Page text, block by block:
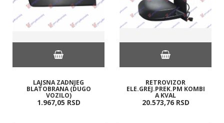
LAJSNA ZADNJEG
BLATOBRANA (DUGO
VOZILO)
1.967,05 RSD
RETROVIZOR
ELE.GREJ.PREK.PM KOMBI
A KVAL
20.573,76 RSD